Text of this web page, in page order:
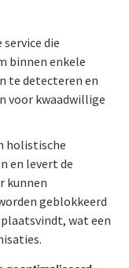
die
binnen enkele
te detecteren en
voor kwaadwillige
holistische
en levert de
kunnen
geblokkeerd
wat een